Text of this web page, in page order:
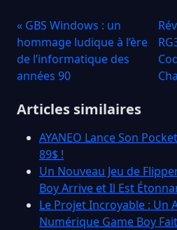
« GBS Windows : un
hommage ludique à l’ère
de l’informatique des
années 90
Articles similaires
AYANEO Lance Son
89$ !
Un Nouveau Jeu de
Boy Arrive et Il Est
Le Projet Incroyable : Un
Numérique Game Boy